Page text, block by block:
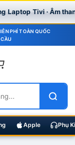
Laptop Tivi · Âm
PHÍ TOÀN QUỐC
Apple Phụ